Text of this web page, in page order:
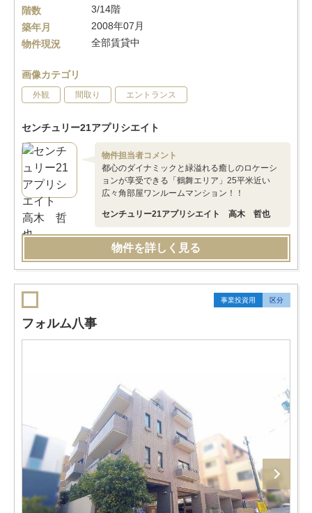
階数
3/14階
築年月
2008年07月
物件現況
全部賃貸中
画像カテゴリ
外観 間取り エントランス
センチュリー21アプリシエイト
物件担当者コメント
都心のダイナミックと緑溢れる癒しのロケーシ
ョンが享受できる「鶴舞エリア」25平米近い
広々角部屋ワンルームマンション！！
センチュリー21アプリシエイト 高木 哲也
物件を詳しく見る
事業投資用 区分
フォルム八事